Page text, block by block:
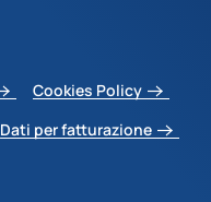
Cookies Policy
Dati per fatturazione